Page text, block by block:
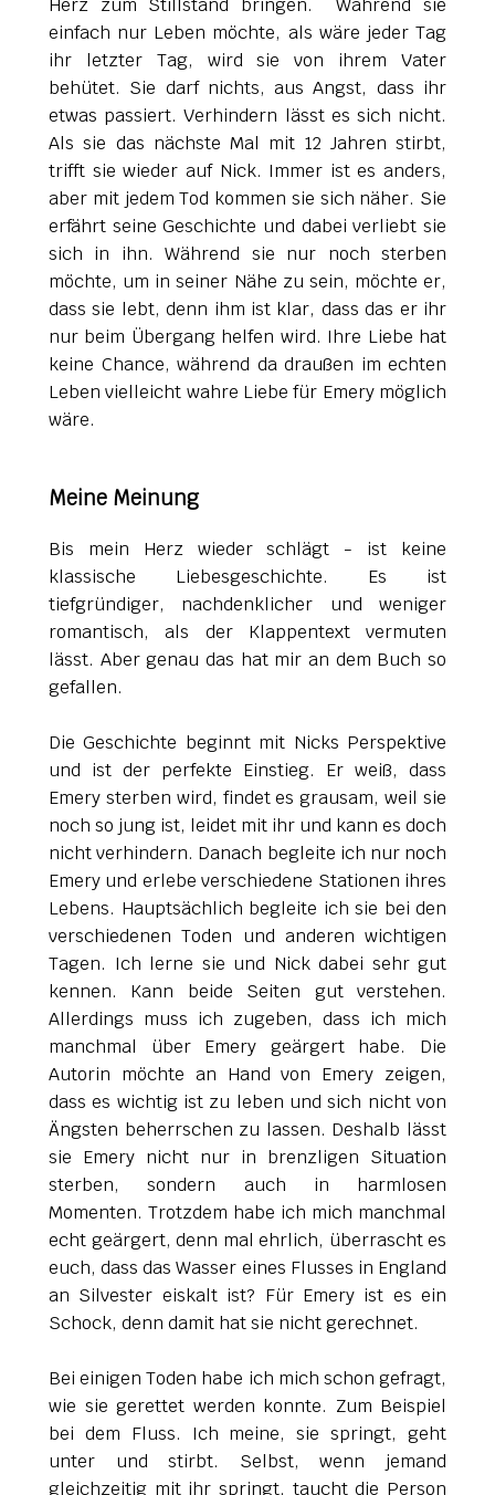
Herz zum Stillstand bringen. Während sie
einfach nur Leben möchte, als wäre jeder Tag
ihr letzter Tag, wird sie von ihrem Vater
behütet. Sie darf nichts, aus Angst, dass ihr
etwas passiert. Verhindern lässt es sich nicht.
Als sie das nächste Mal mit 12 Jahren stirbt,
trifft sie wieder auf Nick. Immer ist es anders,
aber mit jedem Tod kommen sie sich näher. Sie
erfährt seine Geschichte und dabei verliebt sie
sich in ihn. Während sie nur noch sterben
möchte, um in seiner Nähe zu sein, möchte er,
dass sie lebt, denn ihm ist klar, dass das er ihr
nur beim Übergang helfen wird. Ihre Liebe hat
keine Chance, während da draußen im echten
Leben vielleicht wahre Liebe für Emery möglich
wäre.
Meine Meinung
Bis mein Herz wieder schlägt - ist keine
klassische Liebesgeschichte. Es ist
tiefgründiger, nachdenklicher und weniger
romantisch, als der Klappentext vermuten
lässt. Aber genau das hat mir an dem Buch so
gefallen.
Die Geschichte beginnt mit Nicks Perspektive
und ist der perfekte Einstieg. Er weiß, dass
Emery sterben wird, findet es grausam, weil sie
noch so jung ist, leidet mit ihr und kann es doch
nicht verhindern. Danach begleite ich nur noch
Emery und erlebe verschiedene Stationen ihres
Lebens. Hauptsächlich begleite ich sie bei den
verschiedenen Toden und anderen wichtigen
Tagen. Ich lerne sie und Nick dabei sehr gut
kennen. Kann beide Seiten gut verstehen.
Allerdings muss ich zugeben, dass ich mich
manchmal über Emery geärgert habe. Die
Autorin möchte an Hand von Emery zeigen,
dass es wichtig ist zu leben und sich nicht von
Ängsten beherrschen zu lassen. Deshalb lässt
sie Emery nicht nur in brenzligen Situation
sterben, sondern auch in harmlosen
Momenten. Trotzdem habe ich mich manchmal
echt geärgert, denn mal ehrlich, überrascht es
euch, dass das Wasser eines Flusses in England
an Silvester eiskalt ist? Für Emery ist es ein
Schock, denn damit hat sie nicht gerechnet.
Bei einigen Toden habe ich mich schon gefragt,
wie sie gerettet werden konnte. Zum Beispiel
bei dem Fluss. Ich meine, sie springt, geht
unter und stirbt. Selbst, wenn jemand
gleichzeitig mit ihr springt, taucht die Person